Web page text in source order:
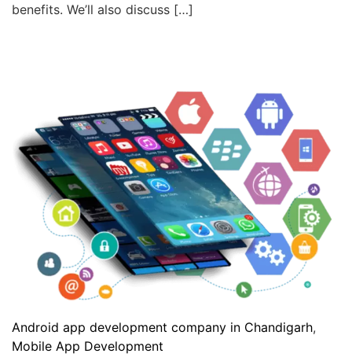
benefits. We’ll also discuss […]
Android app development company in Chandigarh,
Mobile App Development